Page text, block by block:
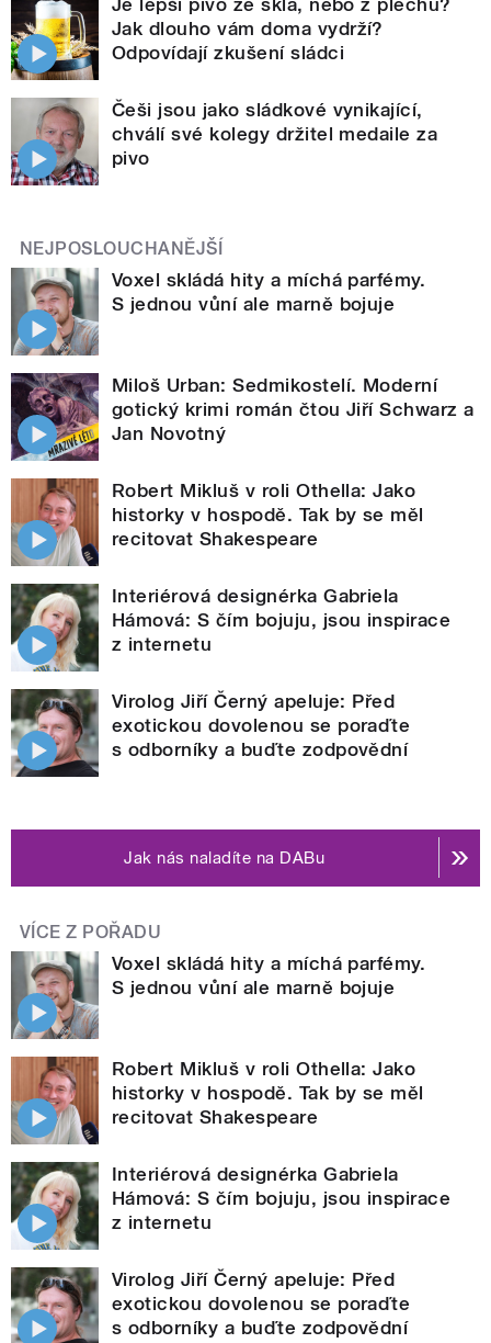
Jak dlouho vám doma vydrží?
Odpovídají zkušení sládci
Češi jsou jako sládkové vynikající,
chválí své kolegy držitel medaile za
pivo
NEJPOSLOUCHANĚJŠÍ
Voxel skládá hity a míchá parfémy.
S jednou vůní ale marně bojuje
Miloš Urban: Sedmikostelí. Moderní
gotický krimi román čtou Jiří Schwarz a
Jan Novotný
Robert Mikluš v roli Othella: Jako
historky v hospodě. Tak by se měl
recitovat Shakespeare
Interiérová designérka Gabriela
Hámová: S čím bojuju, jsou inspirace
z internetu
Virolog Jiří Černý apeluje: Před
exotickou dovolenou se poraďte
s odborníky a buďte zodpovědní
Jak nás naladíte na DABu
VÍCE Z POŘADU
Voxel skládá hity a míchá parfémy.
S jednou vůní ale marně bojuje
Robert Mikluš v roli Othella: Jako
historky v hospodě. Tak by se měl
recitovat Shakespeare
Interiérová designérka Gabriela
Hámová: S čím bojuju, jsou inspirace
z internetu
Virolog Jiří Černý apeluje: Před
exotickou dovolenou se poraďte
s odborníky a buďte zodpovědní